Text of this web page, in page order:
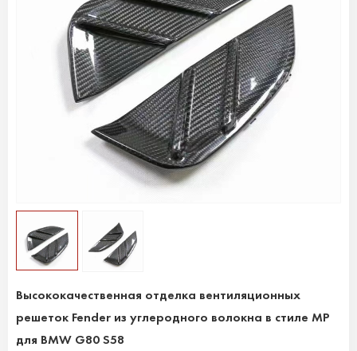
Высококачественная отделка вентиляционных
решеток Fender из углеродного волокна в стиле MP
для BMW G80 S58